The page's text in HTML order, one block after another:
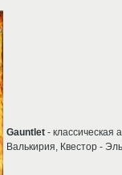
Gauntlet - классическая
Валькирия, Квестор -